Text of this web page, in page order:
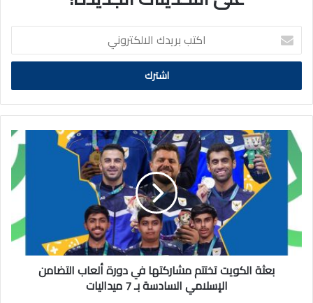
اكتب
بريدك
الالكتروني
بعثة
الكويت
تختتم
مشاركتها
في
ألعاب
الإسلامي
السادسةبعثة الكويت تختتم مشاركتها في دورة ألعاب التضامن
الإسلامي السادسة بـ 7 ميداليات